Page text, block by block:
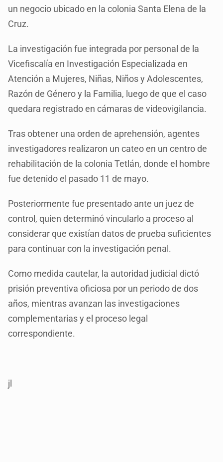
un negocio ubicado en la colonia Santa Elena de la
Cruz.
La investigación fue integrada por personal de la
Vicefiscalía en Investigación Especializada en
Atención a Mujeres, Niñas, Niños y Adolescentes,
Razón de Género y la Familia, luego de que el caso
quedara registrado en cámaras de videovigilancia.
Tras obtener una orden de aprehensión, agentes
investigadores realizaron un cateo en un centro de
rehabilitación de la colonia Tetlán, donde el hombre
fue detenido el pasado 11 de mayo.
Posteriormente fue presentado ante un juez de
control, quien determinó vincularlo a proceso al
considerar que existían datos de prueba suficientes
para continuar con la investigación penal.
Como medida cautelar, la autoridad judicial dictó
prisión preventiva oficiosa por un periodo de dos
años, mientras avanzan las investigaciones
complementarias y el proceso legal
correspondiente.
jl